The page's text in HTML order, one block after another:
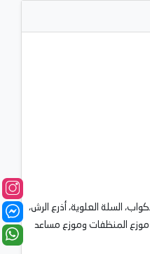
السلة العلوية، أذرع الرش،
موزع المنظفات وموزع مساعد